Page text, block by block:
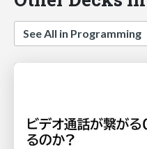
See All in Programming